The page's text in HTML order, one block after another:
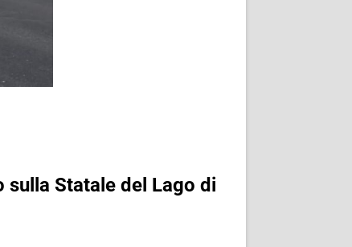
Statale del Lago di